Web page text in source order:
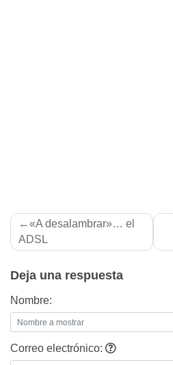
Navegación
de
«A desalambrar»… el
ADSL
Deja una respuesta
Nombre:
Correo electrónico: